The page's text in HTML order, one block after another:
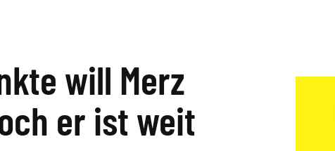
will Merz
er ist weit